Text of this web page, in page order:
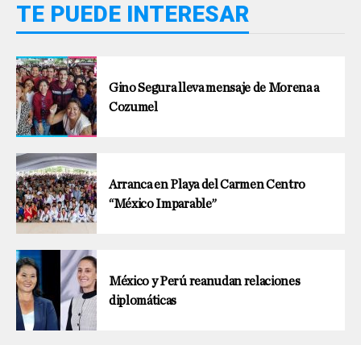
TE PUEDE INTERESAR
Gino Segura lleva mensaje de Morena a
Cozumel
Arranca en Playa del Carmen Centro
“México Imparable”
México y Perú reanudan relaciones
diplomáticas